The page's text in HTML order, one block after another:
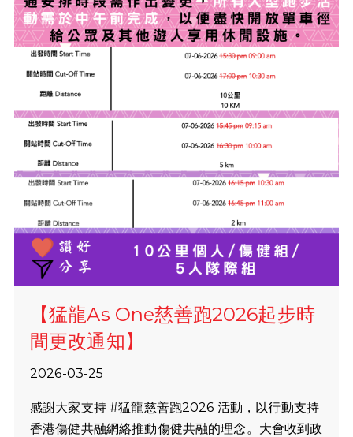
【猛龍As One慈善跑2026起步時
間更改通知】
2026-03-25
感謝大家支持 #猛龍慈善跑2026 活動，以行動支持
香港傷健共融網絡推動傷健共融的理念。大會收到政